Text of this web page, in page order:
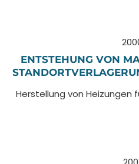
ENTSTEHUNG VON
Herstellung von Heizungen